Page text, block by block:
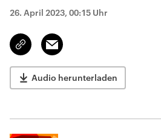
26. April 2023, 00:15 Uhr
Link
kopieren/teilen
Email
Audio herunterladen